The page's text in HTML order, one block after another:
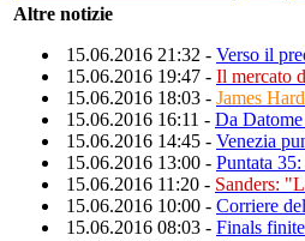
Altre notizie
15.06.2016 21:32 - Verso il
15.06.2016 19:47 - Il mercato
15.06.2016 18:03 - James
15.06.2016 16:11 - Da
15.06.2016 14:45 - Venezia
15.06.2016 13:00 - Puntata
15.06.2016 11:20 - Sanders:
15.06.2016 10:00 - Corriere
15.06.2016 08:03 - Finals